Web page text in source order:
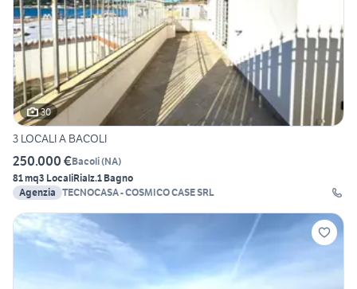
30
3 LOCALI A BACOLI
250.000 €Bacoli(NA)
81 mq3 LocaliRialz.1 Bagno
Agenzia TECNOCASA - COSMICO CASE SRL